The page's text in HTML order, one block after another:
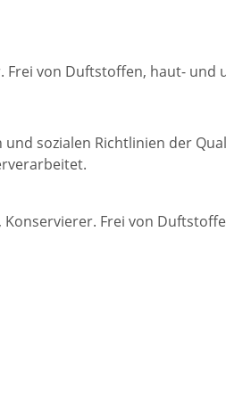
von Duftstoffen, haut-
sozialen Richtlinien der
Frei von